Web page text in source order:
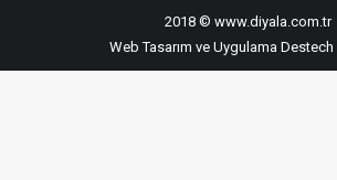
2018 © www.diyala.com.tr
Web Tasarım ve Uygulama Destech